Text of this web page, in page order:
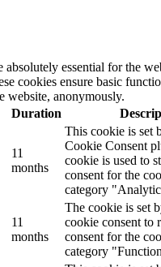
absolutely essential for the
cookies ensure basic
website, anonymously.
Duration
11
months
This cookie is set
Cookie Consent
cookie is used to
consent for the
category
11
months
The cookie is set
cookie consent to
consent for the
category